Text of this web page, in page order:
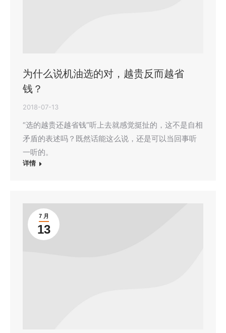
为什么说机油选的对，越贵反而越省
钱？
2018-07-13
“选的越贵还越省钱”听上去就感觉挺扯的，这不是自相
矛盾的表述吗？既然话能这么说，还是可以当回事听
一听的。
详情
7 月
13